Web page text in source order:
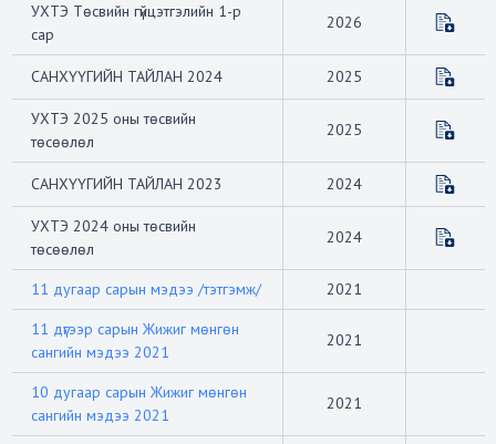
УХТЭ Төсвийн гүйцэтгэлийн 1-р
сар
2026
САНХҮҮГИЙН ТАЙЛАН 2024 2025
УХТЭ 2025 оны төсвийн
төсөөлөл
2025
САНХҮҮГИЙН ТАЙЛАН 2023 2024
УХТЭ 2024 оны төсвийн
төсөөлөл
2024
11 дугаар сарын мэдээ /тэтгэмж/
2021
11 дүгээр сарын Жижиг мөнгөн
сангийн мэдээ 2021
2021
10 дугаар сарын Жижиг мөнгөн
сангийн мэдээ 2021
2021